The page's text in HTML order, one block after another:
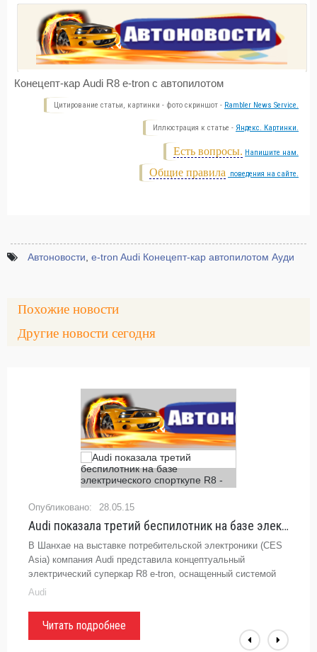
Конецепт-кар Audi R8 e-tron с автопилотом
Цитирование статьи, картинки - фото скриншот - Rambler News Service.
Иллюстрация к статье - Яндекс. Картинки.
Есть вопросы. Напишите нам.
Общие правила поведения на сайте.
Автоновости e-tron Audi Конецепт-кар автопилотом Ауди
Похожие новости
Другие новости сегодня
28.05.15
Audi показала третий беспилотник на базе электрического спорткупе R8 - «Audi»
В Шанхае на выставке потребительской электроники (CES
Asia) компания Audi представила концептуальный
электрический суперкар R8 e-tron, оснащенный системой
автономного управления. С помощью сенсоров, нового ...
Audi
Читать подробнее